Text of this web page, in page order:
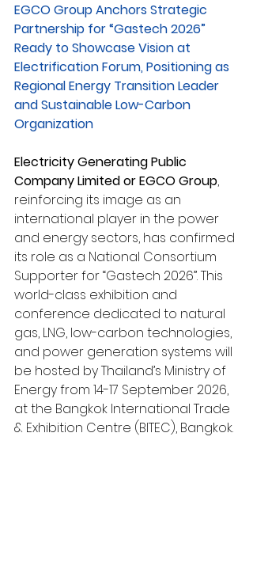
EGCO Group Anchors Strategic
Partnership for “Gastech 2026”
Ready to Showcase Vision at
Electrification Forum, Positioning as
Regional Energy Transition Leader
and Sustainable Low-Carbon
Organization
Electricity Generating Public
Company Limited or EGCO Group,
reinforcing its image as an
international player in the power
and energy sectors, has confirmed
its role as a National Consortium
Supporter for “Gastech 2026”. This
world-class exhibition and
conference dedicated to natural
gas, LNG, low-carbon technologies,
and power generation systems will
be hosted by Thailand’s Ministry of
Energy from 14-17 September 2026,
at the Bangkok International Trade
& Exhibition Centre (BITEC), Bangkok.